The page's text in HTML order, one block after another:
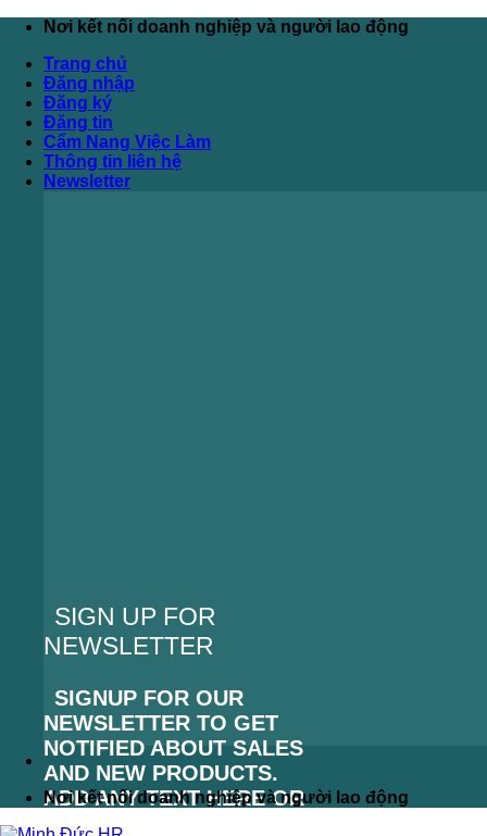
dung
Nơi kết nối doanh nghiệp và người lao động
Trang chủ
Đăng nhập
Đăng ký
Đăng tin
Cẩm Nang Việc Làm
Thông tin liên hệ
Newsletter
SIGN UP FOR
NEWSLETTER
SIGNUP FOR OUR
NEWSLETTER TO GET
NOTIFIED ABOUT SALES
AND NEW PRODUCTS.
ADD ANY TEXT HERE OR
REMOVE IT.
Nơi kết nối doanh nghiệp và người lao động